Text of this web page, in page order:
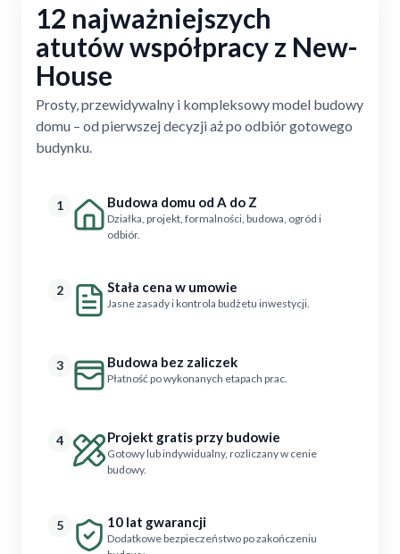
12 najważniejszych
atutów współpracy z New-
House
Prosty, przewidywalny i kompleksowy model budowy
domu – od pierwszej decyzji aż po odbiór gotowego
budynku.
1 Budowa domu od A do Z
Działka, projekt, formalności, budowa, ogród i
odbiór.
2 Stała cena w umowie
Jasne zasady i kontrola budżetu inwestycji.
3 Budowa bez zaliczek
Płatność po wykonanych etapach prac.
4 Projekt gratis przy budowie
Gotowy lub indywidualny, rozliczany w cenie
budowy.
5 10 lat gwarancji
Dodatkowe bezpieczeństwo po zakończeniu